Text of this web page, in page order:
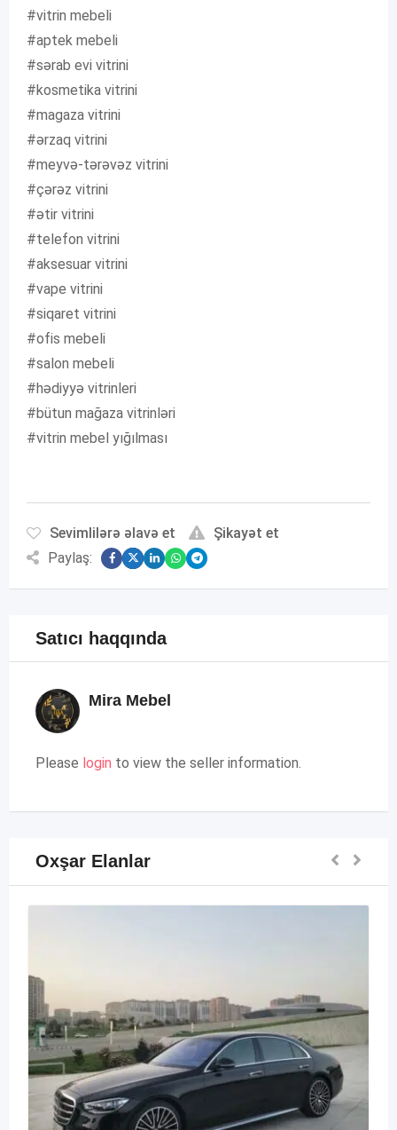
#vitrin mebeli
#aptek mebeli
#sərab evi vitrini
#kosmetika vitrini
#magaza vitrini
#ərzaq vitrini
#meyvə-tərəvəz vitrini
#çərəz vitrini
#ətir vitrini
#telefon vitrini
#aksesuar vitrini
#vape vitrini
#siqaret vitrini
#ofis mebeli
#salon mebeli
#hədiyyə vitrinleri
#bütun mağaza vitrinləri
#vitrin mebel yığılması
Sevimlilərə əlavə et
Şikayət et
Paylaş:
Satıcı haqqında
Mira Mebel
Please login to view the seller information.
Oxşar Elanlar